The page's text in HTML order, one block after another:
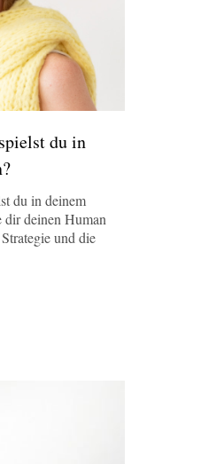
du in
du in deinem
dir deinen Human
und die